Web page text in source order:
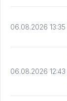
06.08.2026 13:35
06.08.2026 12:43